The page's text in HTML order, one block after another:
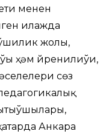
менен
илажда
жолы,
ҳәм үйренилиўи,
сөз
Анкара